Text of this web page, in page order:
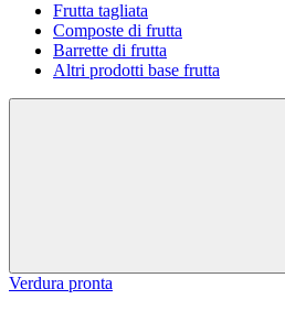
Frutta tagliata
Composte di frutta
Barrette di frutta
Altri prodotti base frutta
Verdura pronta